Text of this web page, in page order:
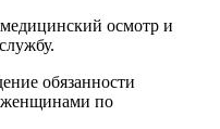
осмотр и
обязанности
женщинами по